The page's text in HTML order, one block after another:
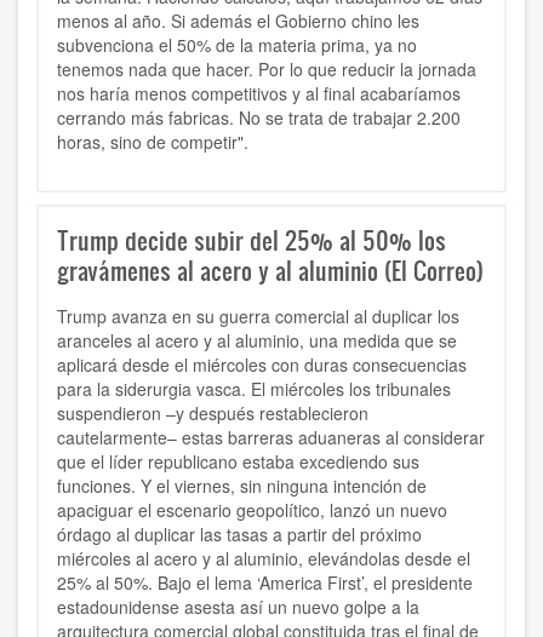
menos al año. Si además el Gobierno chino les
subvenciona el 50% de la materia prima, ya no
tenemos nada que hacer. Por lo que reducir la jornada
nos haría menos competitivos y al final acabaríamos
cerrando más fabricas. No se trata de trabajar 2.200
horas, sino de competir".
Trump decide subir del 25% al 50% los
gravámenes al acero y al aluminio (El Correo)
Trump avanza en su guerra comercial al duplicar los
aranceles al acero y al aluminio, una medida que se
aplicará desde el miércoles con duras consecuencias
para la siderurgia vasca. El miércoles los tribunales
suspendieron –y después restablecieron
cautelarmente– estas barreras aduaneras al considerar
que el líder republicano estaba excediendo sus
funciones. Y el viernes, sin ninguna intención de
apaciguar el escenario geopolítico, lanzó un nuevo
órdago al duplicar las tasas a partir del próximo
miércoles al acero y al aluminio, elevándolas desde el
25% al 50%. Bajo el lema ‘America First’, el presidente
estadounidense asesta así un nuevo golpe a la
arquitectura comercial global constituida tras el final de